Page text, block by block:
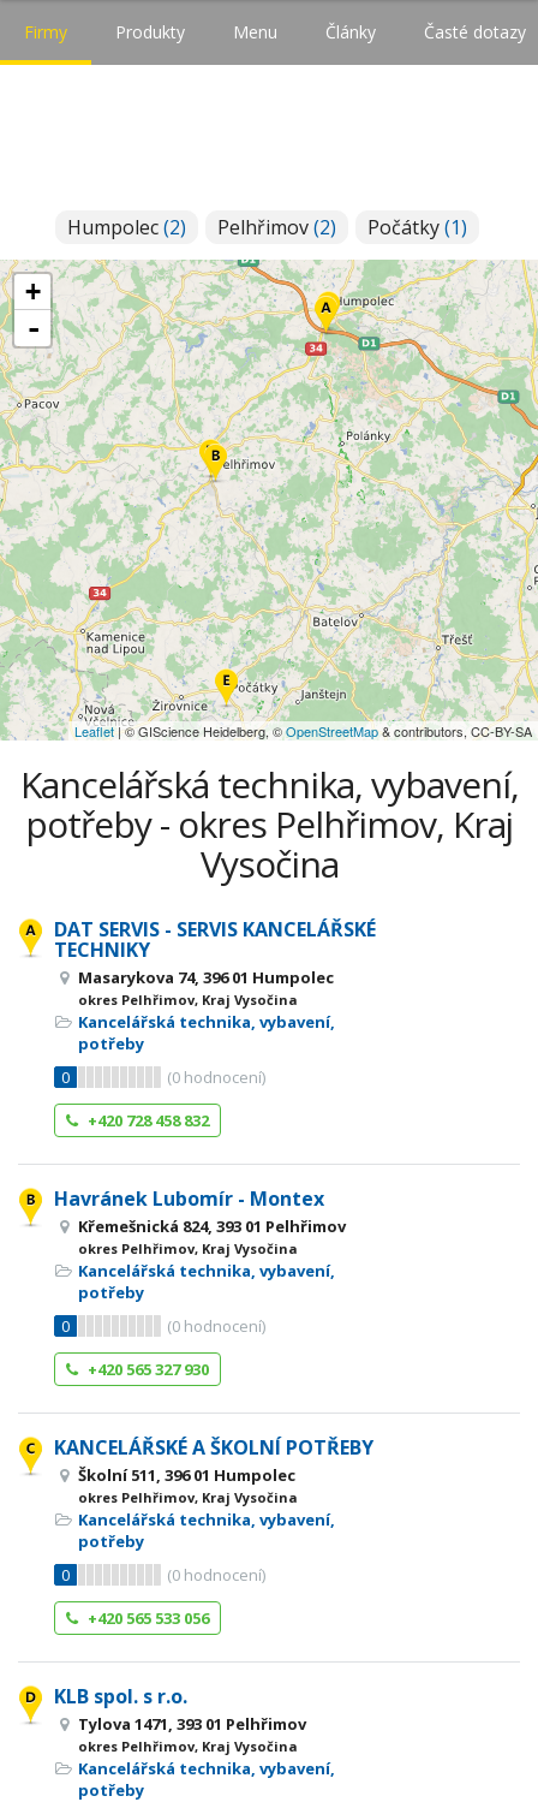
Firmy Produkty Menu Články Časté dotazy
Humpolec(2) Pelhřimov(2) Počátky(1)
+
-
Leaflet| © GIScience Heidelberg, ©OpenStreetMap& contributors, CC-BY-SA
Kancelářská technika, vybavení,
potřeby - okres Pelhřimov, Kraj
Vysočina
DAT SERVIS - SERVIS KANCELÁŘSKÉ
TECHNIKY
Masarykova 74, 396 01 Humpolec
okres Pelhřimov, Kraj Vysočina
Kancelářská technika, vybavení,
potřeby
0
(0 hodnocení)
+420 728 458 832
Havránek Lubomír - Montex
Křemešnická 824, 393 01 Pelhřimov
okres Pelhřimov, Kraj Vysočina
Kancelářská technika, vybavení,
potřeby
0
(0 hodnocení)
+420 565 327 930
KANCELÁŘSKÉ A ŠKOLNÍ POTŘEBY
Školní 511, 396 01 Humpolec
okres Pelhřimov, Kraj Vysočina
Kancelářská technika, vybavení,
potřeby
0
(0 hodnocení)
+420 565 533 056
KLB spol. s r.o.
Tylova 1471, 393 01 Pelhřimov
okres Pelhřimov, Kraj Vysočina
Kancelářská technika, vybavení,
potřeby